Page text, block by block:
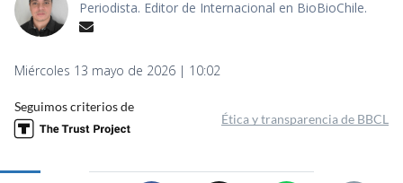
Periodista. Editor de Internacional en BioBioChile.
Miércoles 13 mayo de 2026 | 10:02
Seguimos criterios de
Ética y transparencia de BBCL